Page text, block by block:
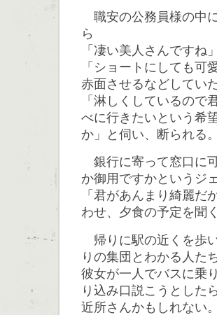
職安の公務員様の中
ら
「凄い美人さんですね
「ショートにしても可
赤面させるなどしてい
「淋しくしているので
べに行きたいという希
か」と伺い、断られる。
銀行に寄って窓口に
か御用ですかというジ
「君があんまり綺麗だ
わせ、夕食の予定を聞
帰りに駅の近くを歩
りの集団とわかる人た
彼女が一人でバスに乗
り込み口説こうとした
近所さんかもしれない